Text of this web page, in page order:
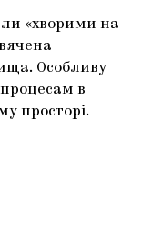
«хворими на
Особливу
в
просторі.